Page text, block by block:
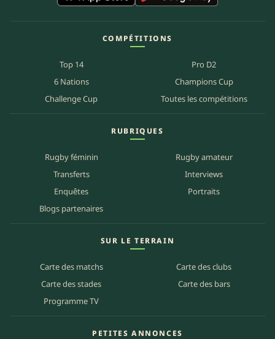
COMPÉTITIONS
Top 14
Pro D2
6 Nations
Champions Cup
Challenge Cup
Toutes les compétitions
RUBRIQUES
Rugby féminin
Rugby amateur
Transferts
Interviews
Enquêtes
Portraits
Blogs partenaires
SUR LE TERRAIN
Carte des matchs
Carte des clubs
Carte des stades
Carte des bars
Programme TV
PETITES ANNONCES